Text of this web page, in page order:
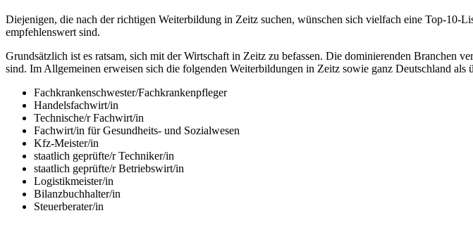
Diejenigen, die nach der richtigen Weiterbildung in Zeitz suchen, wünschen sich vielfach eine Top-10-
empfehlenswert sind.
Grundsätzlich ist es ratsam, sich mit der Wirtschaft in Zeitz zu befassen. Die dominierenden Branchen
sind. Im Allgemeinen erweisen sich die folgenden Weiterbildungen in Zeitz sowie ganz Deutschland als
Fachkrankenschwester/Fachkrankenpfleger
Handelsfachwirt/in
Technische/r Fachwirt/in
Fachwirt/in für Gesundheits- und Sozialwesen
Kfz-Meister/in
staatlich geprüfte/r Techniker/in
staatlich geprüfte/r Betriebswirt/in
Logistikmeister/in
Bilanzbuchhalter/in
Steuerberater/in